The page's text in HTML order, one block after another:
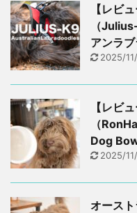
【レビ
（
アンラ
2025/
【レビ
（
Dog
2025/
オース